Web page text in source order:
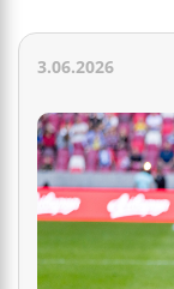
3.06.2026